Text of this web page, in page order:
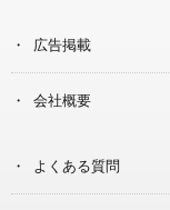
広告掲載
会社概要
よくある質問